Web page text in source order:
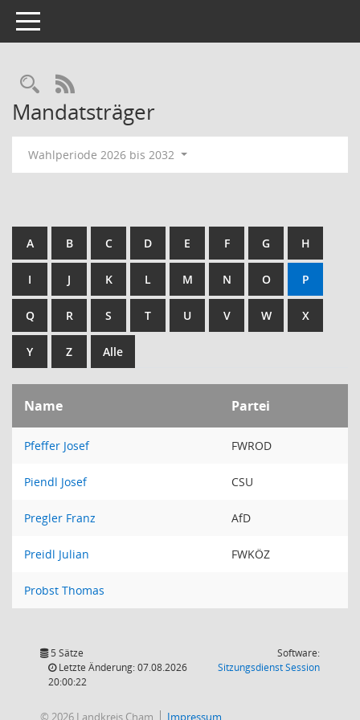
Toggle navigation
RSS-Feed
Mandatsträger
Wahlperiode 2026 bis 2032
A B C D E F G H
I J K L M N O P
Q R S T U V W X
Y Z Alle
Name Partei
Pfeffer Josef FWROD
Piendl Josef CSU
Pregler Franz AfD
Preidl Julian FWKÖZ
Probst Thomas
5 Sätze
Letzte Änderung: 07.08.2026
20:00:22
Software:
SitzungsdienstSession(Wird in
© 2026 Landkreis Cham Impressum